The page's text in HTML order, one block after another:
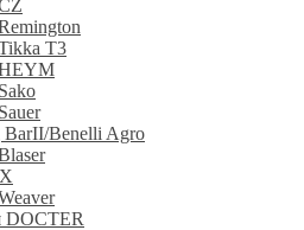
T3
Benelli Agro